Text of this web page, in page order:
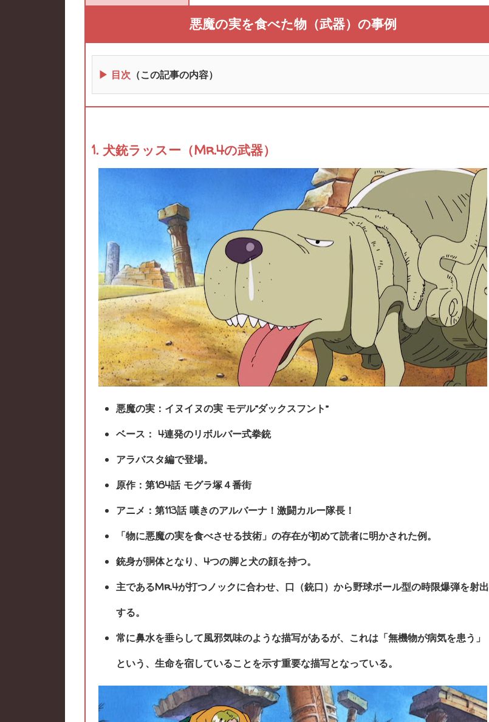
悪魔の実を食べた物（武器）の事例
▶ 目次 （この記事の内容）
1. 犬銃ラッスー（Mr.4の武器）
悪魔の実：イヌイヌの実 モデル“ダックスフント”
ベース： 4連発のリボルバー式拳銃
アラバスタ編で登場。
原作：第184話 モグラ塚４番街
アニメ：第113話 嘆きのアルバーナ！激闘カルー隊長！
「物に悪魔の実を食べさせる技術」の存在が初めて読者に明かされた例。
銃身が胴体となり、4つの脚と犬の顔を持つ。
主であるMr.4が打つノックに合わせ、口（銃口）から野球ボール型の時限爆弾を射出
する。
常に鼻水を垂らして風邪気味のような描写があるが、これは「無機物が病気を患う」
という、生命を宿していることを示す重要な描写となっている。